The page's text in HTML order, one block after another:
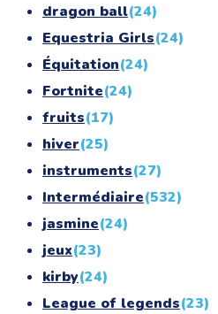
dragon ball(24)
Equestria Girls(24)
Équitation(24)
Fortnite(24)
fruits(17)
hiver(25)
instruments(27)
Intermédiaire(532)
jasmine(24)
jeux(23)
kirby(24)
League of legends(23)